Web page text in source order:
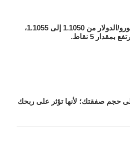
إذا ارتفع سعر زوج اليورو/الدولار من 1.1050 إلى 1.1055،
5 نقاط.
حجم صفقتك؛ لأنها تؤثر على ربحك